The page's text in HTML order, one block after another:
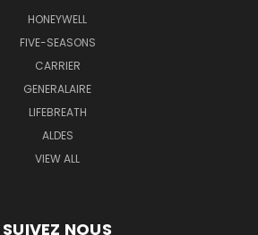
HONEYWELL
FIVE-SEASONS
CARRIER
GENERALAIRE
LIFEBREATH
ALDES
VIEW ALL
SUIVEZ NOUS